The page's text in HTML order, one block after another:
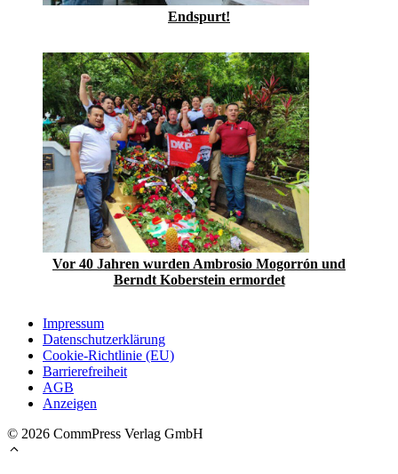
Endspurt!
Vor 40 Jahren wurden Ambrosio Mogorrón und
Berndt Koberstein ermordet
Impressum
Datenschutzerklärung
Cookie-Richtlinie (EU)
Barrierefreiheit
AGB
Anzeigen
© 2026 CommPress Verlag GmbH